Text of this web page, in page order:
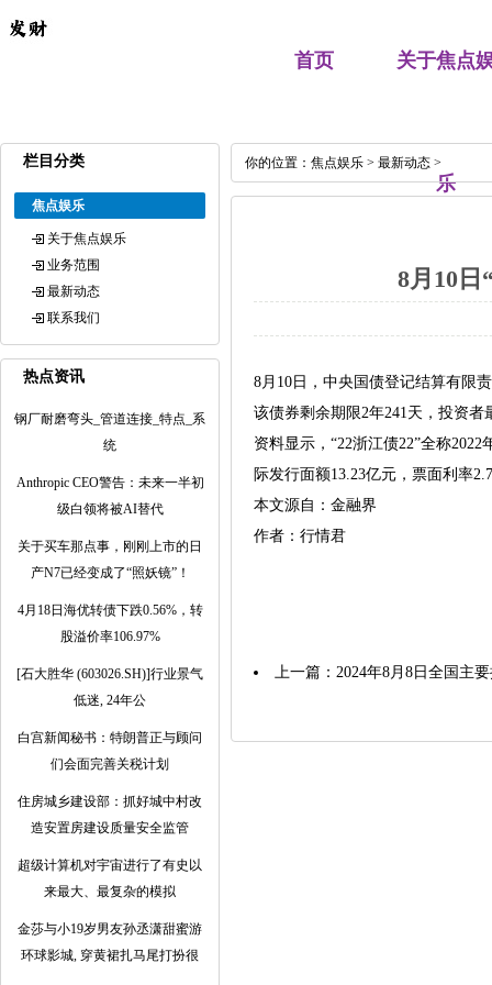
首页 关于焦点
乐
栏目分类
焦点娱乐
关于焦点娱乐
业务范围
最新动态
联系我们
热点资讯
钢厂耐磨弯头_管道连接_特点_系
统
Anthropic CEO警告：未来一半初
级白领将被AI替代
关于买车那点事，刚刚上市的日
产N7已经变成了“照妖镜”！
4月18日海优转债下跌0.56%，转
股溢价率106.97%
[石大胜华 (603026.SH)]行业景气
低迷, 24年公
白宫新闻秘书：特朗普正与顾问
们会面完善关税计划
住房城乡建设部：抓好城中村改
造安置房建设质量安全监管
超级计算机对宇宙进行了有史以
来最大、最复杂的模拟
金莎与小19岁男友孙丞潇甜蜜游
环球影城, 穿黄裙扎马尾打扮很
你的位置： 焦点娱乐 > 最新动态 >
8月10日
8月10日，中央国债登记结算有限
该债券剩余期限2年241天，投资者
资料显示，“22浙江债22”全称
际发行面额13.23亿元，票面利率
本文源自：金融界
作者：行情君
上一篇： 2024年8月8日全国主